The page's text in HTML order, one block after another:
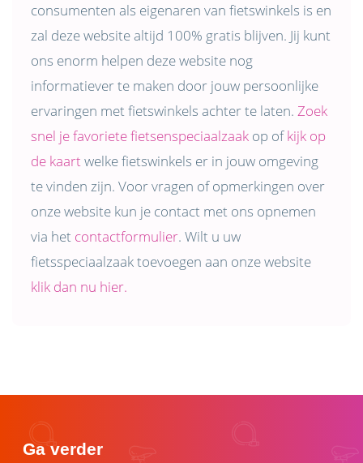
consumenten als eigenaren van fietswinkels is en
zal deze website altijd 100% gratis blijven. Jij kunt
ons enorm helpen deze website nog
informatiever te maken door jouw persoonlijke
ervaringen met fietswinkels achter te laten. Zoek
snel je favoriete fietsenspeciaalzaakop ofkijk op
de kaartwelke fietswinkels er in jouw omgeving
te vinden zijn. Voor vragen of opmerkingen over
onze website kun je contact met ons opnemen
via het contactformulier. Wilt u uw
fietsspeciaalzaak toevoegen aan onze website
klik dan nu hier.
Ga verder